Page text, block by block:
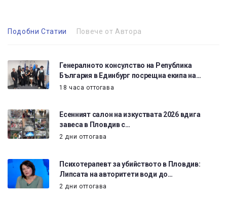
Подобни Статии Повече от Автора
Генералното консулство на Република
България в Единбург посрещна екипа на…
18 часа оттогава
Есенният салон на изкуствата 2026 вдига
завеса в Пловдив с…
2 дни оттогава
Психотерапевт за убийството в Пловдив:
Липсата на авторитети води до…
2 дни оттогава